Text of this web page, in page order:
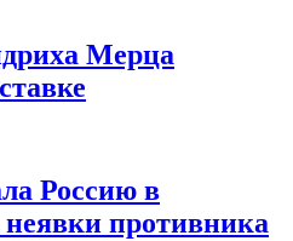
Мерца
Россию в
противника